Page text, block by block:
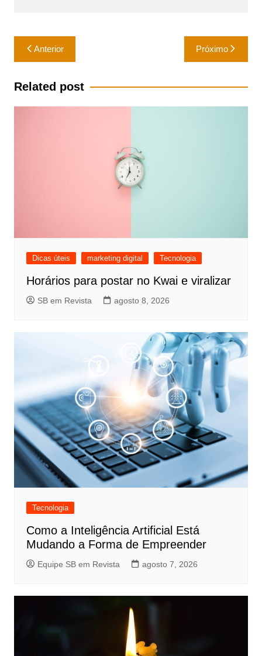
Navegação
de
Post
Anterior Próximo
Related post
Dicas úteis marketing digital Tecnologia
Horários para postar no Kwai e viralizar
SB em Revista agosto 8, 2026
Tecnologia
Como a Inteligência Artificial Está
Mudando a Forma de Empreender
Equipe SB em Revista agosto 7, 2026